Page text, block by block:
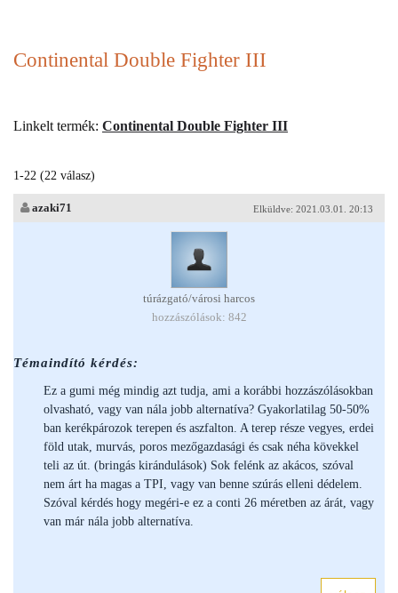
Continental Double Fighter III
Linkelt termék: Continental Double Fighter III
1-22 (22 válasz)
Elküldve: 2021.03.01. 20:13
azaki71
túrázgató/városi harcos
hozzászólások: 842
Témaindító kérdés:
Ez a gumi még mindig azt tudja, ami a korábbi hozzászólásokban
olvasható, vagy van nála jobb alternatíva? Gyakorlatilag 50-50%
ban kerékpározok terepen és aszfalton. A terep része vegyes, erdei
föld utak, murvás, poros mezőgazdasági és csak néha kövekkel
teli az út. (bringás kirándulások) Sok felénk az akácos, szóval
nem árt ha magas a TPI, vagy van benne szúrás elleni dédelem.
Szóval kérdés hogy megéri-e ez a conti 26 méretben az árát, vagy
van már nála jobb alternatíva.